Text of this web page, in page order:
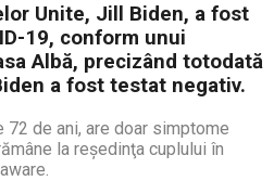
Unite, Jill Biden, a fost
19, conform unui
Albă, precizând totodată
a fost testat negativ.
72 de ani, are doar simptome
la reşedinţa cuplului în